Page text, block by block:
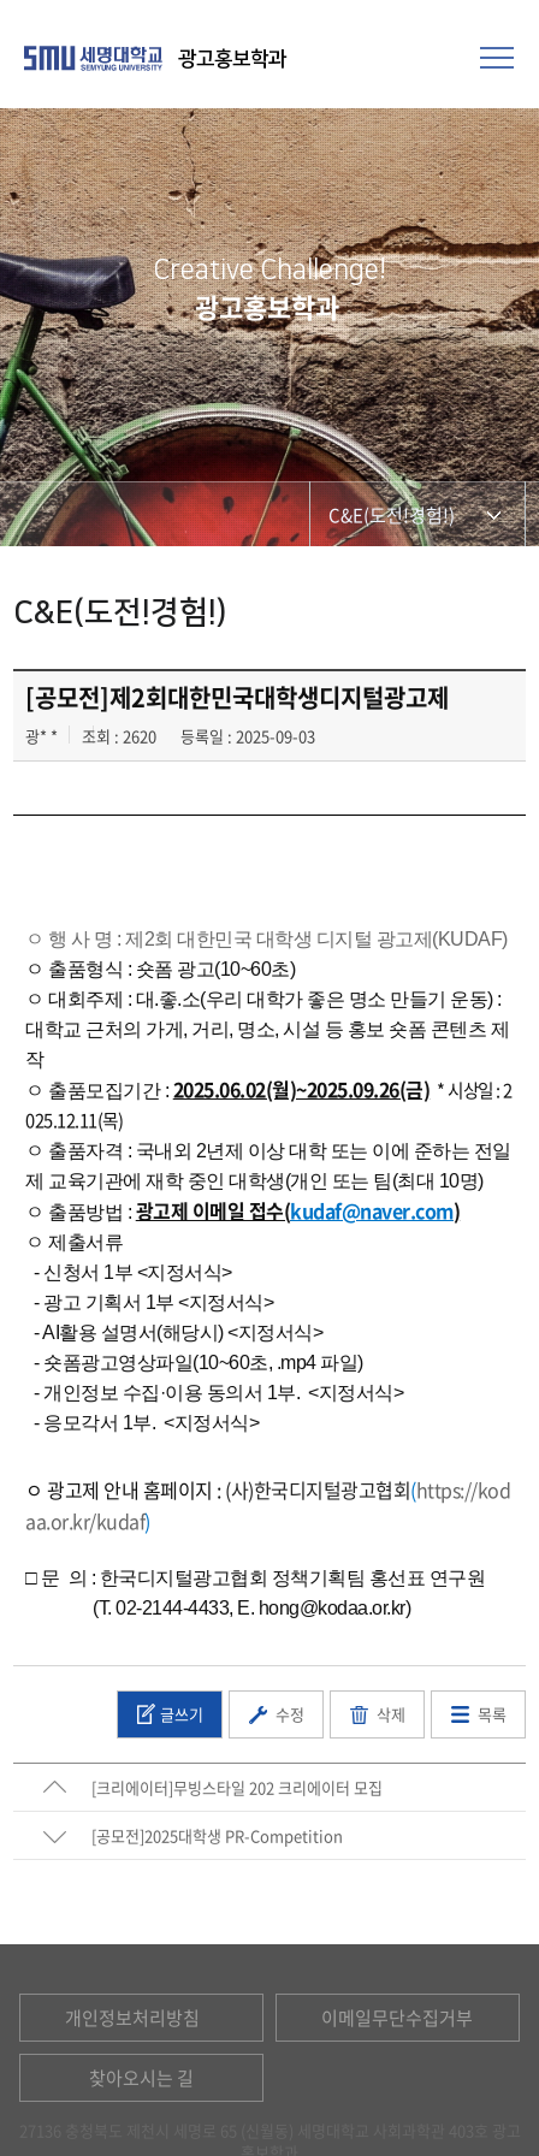
광고홍보학과
Creative Challenge!
광고홍보학과
C&E(도전!경험!)
C&E(도전!경험!)
C&E(도전!경험!)
[공모전]제2회대한민국대학생디지털광고제
광* * 조회 : 2620 등록일 : 2025-09-03
ㅇ 행 사 명 : 제2회 대한민국 대학생 디지털 광고제(KUDAF)
ㅇ 출품형식 : 숏폼 광고(10~60초)
ㅇ 대회주제 : 대.좋.소(우리 대학가 좋은 명소 만들기 운동) :
대학교 근처의 가게, 거리, 명소, 시설 등 홍보 숏폼 콘텐츠 제
작
ㅇ 출품모집기간 : 2025.06.02(월)~2025.09.26(금) * 시상일 : 2
025.12.11(목)
ㅇ 출품자격 : 국내외 2년제 이상 대학 또는 이에 준하는 전일
제 교육기관에 재학 중인 대학생(개인 또는 팀(최대 10명)
ㅇ 출품방법 : 광고제 이메일 접수(kudaf@naver.com)
ㅇ 제출서류
- 신청서 1부 <지정서식>
- 광고 기획서 1부 <지정서식>
- AI활용 설명서(해당시) <지정서식>
- 숏폼광고영상파일(10~60초, .mp4 파일)
- 개인정보 수집·이용 동의서 1부. <지정서식>
- 응모각서 1부. <지정서식>
ㅇ 광고제 안내 홈페이지 :(사)한국디지털광고협회(https://kod
aa.or.kr/kudaf)
□ 문 의 : 한국디지털광고협회 정책기획팀 홍선표 연구원
(T. 02-2144-4433, E. hong@kodaa.or.kr)
글쓰기 수정 삭제 목록
[크리에이터]무빙스타일 202 크리에이터 모집
[공모전]2025대학생 PR-Competition
개인정보처리방침 이메일무단수집거부
찾아오시는 길